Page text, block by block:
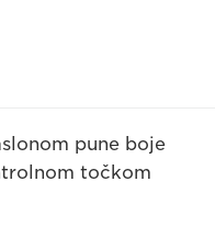
pune boje
točkom